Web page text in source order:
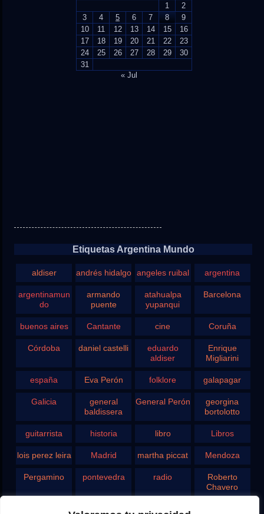
1
2
3
4 5 6 7 8
9
10
11 12 13 14 15
16
17
18 19 20 21 22
23
24
25 26 27 28 29
30
31
« Jul
Etiquetas Argentina Mundo
aldiser andrés hidalgo angeles ruibal argentina
argentinamun
do
armando
puente
atahualpa
yupanqui
Barcelona
buenos aires Cantante cine Coruña
Córdoba daniel castelli
eduardo
aldiser
Enrique
Migliarini
españa Eva Perón folklore galapagar
Galicia
general
baldissera
General Perón
georgina
bortolotto
guitarrista historia libro Libros
lois perez leira Madrid martha piccat Mendoza
Pergamino pontevedra radio
Roberto
Chavero